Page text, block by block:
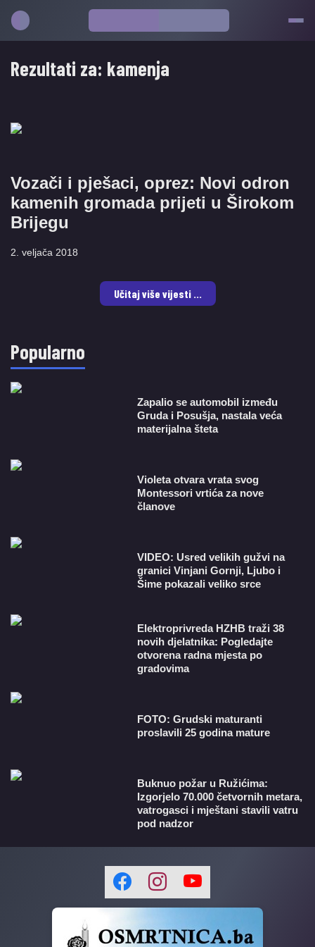
Rezultati za: kamenja
Vozači i pješaci, oprez: Novi odron
kamenih gromada prijeti u Širokom
Brijegu
2. veljača 2018
Učitaj više vijesti ...
Popularno
Zapalio se automobil između
Gruda i Posušja, nastala veća
materijalna šteta
Violeta otvara vrata svog
Montessori vrtića za nove
članove
VIDEO: Usred velikih gužvi na
granici Vinjani Gornji, Ljubo i
Šime pokazali veliko srce
​Elektroprivreda HZHB traži 38
novih djelatnika: Pogledajte
otvorena radna mjesta po
gradovima
FOTO: Grudski maturanti
proslavili 25 godina mature
Buknuo požar u Ružićima:
Izgorjelo 70.000 četvornih metara,
vatrogasci i mještani stavili vatru
pod nadzor